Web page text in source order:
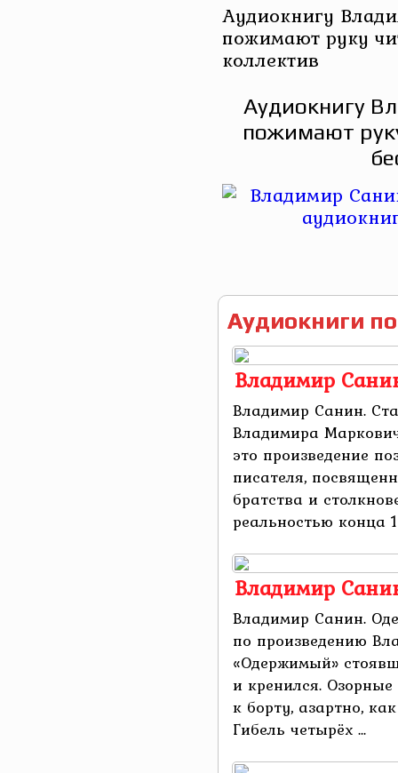
Аудиокнигу
пожимают руку
коллектив
Аудиокнигу
пожимают
Аудиокниги
Владимир
Владимир Санин.
Владимира
это произведение
писателя,
братства и
реальностью конца
Владимир
Владимир Санин.
по произведению
«Одержимый»
и кренился.
к борту, азартно,
Гибель четырёх ...